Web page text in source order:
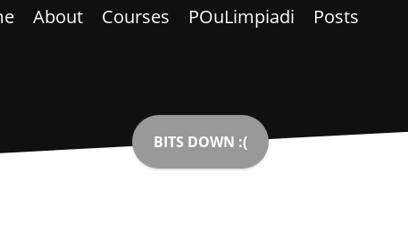
About Courses POuLimpiadi Posts